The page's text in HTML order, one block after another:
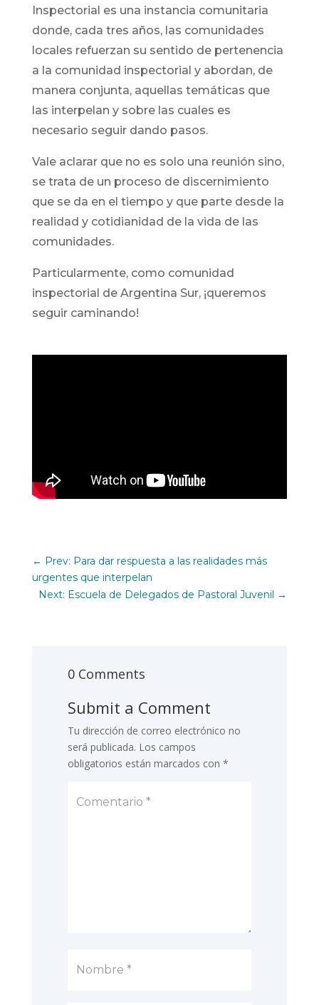
Inspectorial es una instancia comunitaria
donde, cada tres años, las comunidades
locales refuerzan su sentido de pertenencia
a la comunidad inspectorial y abordan, de
manera conjunta, aquellas temáticas que
las interpelan y sobre las cuales es
necesario seguir dando pasos.
Vale aclarar que no es solo una reunión sino,
se trata de un proceso de discernimiento
que se da en el tiempo y que parte desde la
realidad y cotidianidad de la vida de las
comunidades.
Particularmente, como comunidad
inspectorial de Argentina Sur, ¡queremos
seguir caminando!
← Prev: Para dar respuesta a las realidades más
urgentes que interpelan
Next: Escuela de Delegados de Pastoral Juvenil →
0 Comments
Submit a Comment
Tu dirección de correo electrónico no
será publicada. Los campos
obligatorios están marcados con *